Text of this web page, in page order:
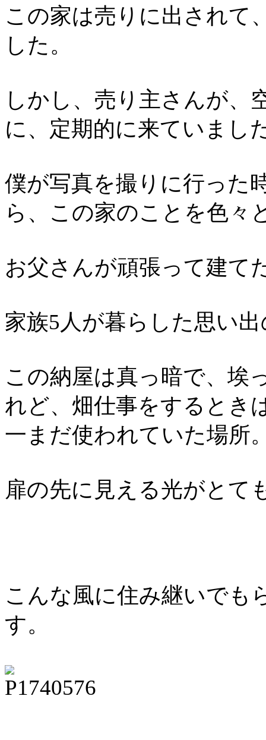
この家は売りに出されて
した。
しかし、売り主さんが、
に、定期的に来ていまし
僕が写真を撮りに行った
ら、この家のことを色々
お父さんが頑張って建て
家族5人が暮らした思い
この納屋は真っ暗で、埃
れど、畑仕事をするとき
一まだ使われていた場所
扉の先に見える光がとて
こんな風に住み継いでも
す。